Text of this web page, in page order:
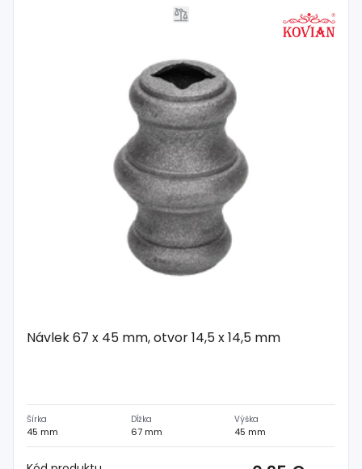
Návlek 67 x 45 mm, otvor 14,5 x 14,5 mm
Šírka
45 mm
Dĺžka
67 mm
Výška
45 mm